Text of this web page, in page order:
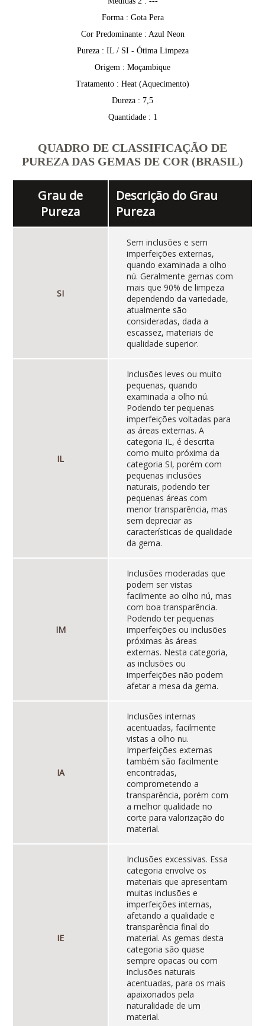
Forma : Gota Pera
Cor Predominante : Azul Neon
Pureza : IL / SI - Ótima Limpeza
Origem : Moçambique
Tratamento : Heat (Aquecimento)
Dureza : 7,5
Quantidade : 1
QUADRO DE CLASSIFICAÇÃO DE
PUREZA DAS GEMAS DE COR (BRASIL)
Grau de
Pureza
Descrição do Grau
Pureza
SI
Sem inclusões e sem
imperfeições externas,
quando examinada a olho
nú. Geralmente gemas com
mais que 90% de limpeza
dependendo da variedade,
atualmente são
consideradas, dada a
escassez, materiais de
qualidade superior.
IL
Inclusões leves ou muito
pequenas, quando
examinada a olho nú.
Podendo ter pequenas
imperfeições voltadas para
as áreas externas. A
categoria IL, é descrita
como muito próxima da
categoria SI, porém com
pequenas inclusões
naturais, podendo ter
pequenas áreas com
menor transparência, mas
sem depreciar as
características de qualidade
da gema.
IM
Inclusões moderadas que
podem ser vistas
facilmente ao olho nú, mas
com boa transparência.
Podendo ter pequenas
imperfeições ou inclusões
próximas às áreas
externas. Nesta categoria,
as inclusões ou
imperfeições não podem
afetar a mesa da gema.
IA
Inclusões internas
acentuadas, facilmente
vistas a olho nu.
Imperfeições externas
também são facilmente
encontradas,
comprometendo a
transparência, porém com
a melhor qualidade no
corte para valorização do
material.
IE
Inclusões excessivas. Essa
categoria envolve os
materiais que apresentam
muitas inclusões e
imperfeições internas,
afetando a qualidade e
transparência final do
material. As gemas desta
categoria são quase
sempre opacas ou com
inclusões naturais
acentuadas, para os mais
apaixonados pela
naturalidade de um
material.